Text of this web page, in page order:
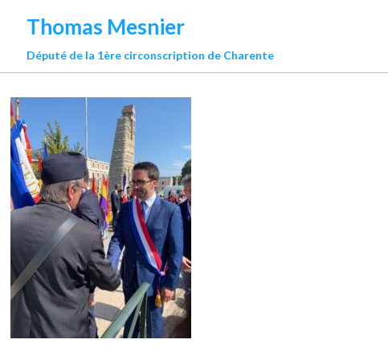
Thomas Mesnier
Député de la 1ère circonscription de Charente